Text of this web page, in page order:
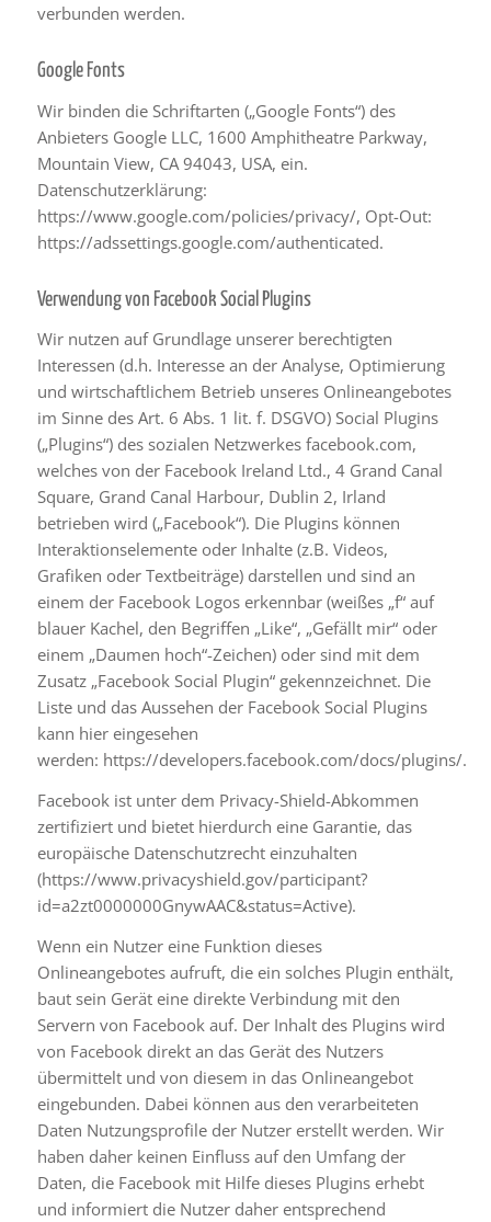
verbunden werden.
Google Fonts
Wir binden die Schriftarten („Google Fonts“) des
Anbieters Google LLC, 1600 Amphitheatre Parkway,
Mountain View, CA 94043, USA, ein.
Datenschutzerklärung:
https://www.google.com/policies/privacy/, Opt-Out:
https://adssettings.google.com/authenticated.
Verwendung von Facebook Social Plugins
Wir nutzen auf Grundlage unserer berechtigten
Interessen (d.h. Interesse an der Analyse, Optimierung
und wirtschaftlichem Betrieb unseres Onlineangebotes
im Sinne des Art. 6 Abs. 1 lit. f. DSGVO) Social Plugins
(„Plugins“) des sozialen Netzwerkes facebook.com,
welches von der Facebook Ireland Ltd., 4 Grand Canal
Square, Grand Canal Harbour, Dublin 2, Irland
betrieben wird („Facebook“). Die Plugins können
Interaktionselemente oder Inhalte (z.B. Videos,
Grafiken oder Textbeiträge) darstellen und sind an
einem der Facebook Logos erkennbar (weißes „f“ auf
blauer Kachel, den Begriffen „Like“, „Gefällt mir“ oder
einem „Daumen hoch“-Zeichen) oder sind mit dem
Zusatz „Facebook Social Plugin“ gekennzeichnet. Die
Liste und das Aussehen der Facebook Social Plugins
kann hier eingesehen
werden: https://developers.facebook.com/docs/plugins/.
Facebook ist unter dem Privacy-Shield-Abkommen
zertifiziert und bietet hierdurch eine Garantie, das
europäische Datenschutzrecht einzuhalten
(https://www.privacyshield.gov/participant?
id=a2zt0000000GnywAAC&status=Active).
Wenn ein Nutzer eine Funktion dieses
Onlineangebotes aufruft, die ein solches Plugin enthält,
baut sein Gerät eine direkte Verbindung mit den
Servern von Facebook auf. Der Inhalt des Plugins wird
von Facebook direkt an das Gerät des Nutzers
übermittelt und von diesem in das Onlineangebot
eingebunden. Dabei können aus den verarbeiteten
Daten Nutzungsprofile der Nutzer erstellt werden. Wir
haben daher keinen Einfluss auf den Umfang der
Daten, die Facebook mit Hilfe dieses Plugins erhebt
und informiert die Nutzer daher entsprechend